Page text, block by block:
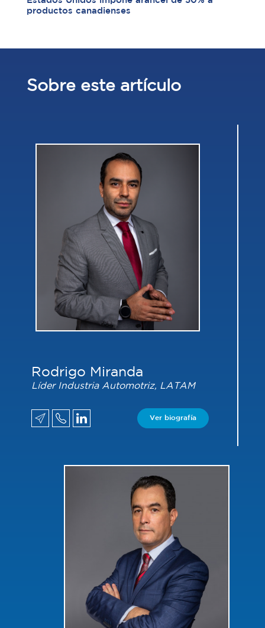
productos canadienses
Sobre este artículo
Rodrigo Miranda
Líder Industria Automotriz, LATAM
Ver biografía